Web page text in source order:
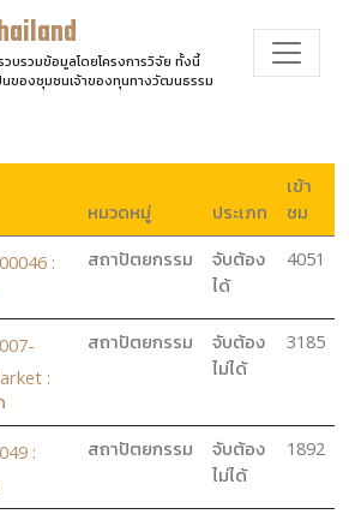
บรวมข้อมูลโดยโครงการวิจัย ทั้งนี้
นของชุมชนเจ้าของทุนทางวัฒนธรรม
หมวดหมู่ ประเภท
เข้า
ชม
:
สถาปัตยกรรม
จับต้อง
ได้
4051
:
สถาปัตยกรรม
จับต้อง
ไม่ได้
3185
:
สถาปัตยกรรม
จับต้อง
ไม่ได้
1892